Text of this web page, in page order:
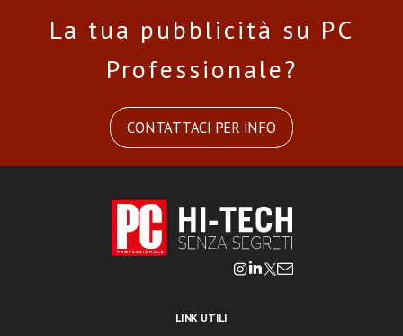
La tua pubblicità su PC
Professionale?
CONTATTACI PER INFO
LINK UTILI